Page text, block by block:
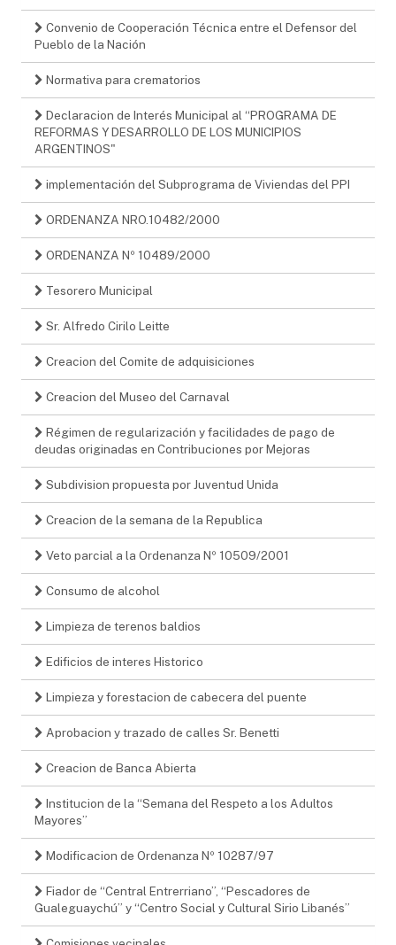
Convenio de Cooperación Técnica entre el Defensor del
Pueblo de la Nación
Normativa para crematorios
Declaracion de Interés Municipal al “PROGRAMA DE
REFORMAS Y DESARROLLO DE LOS MUNICIPIOS
ARGENTINOS"
implementación del Subprograma de Viviendas del PPI
ORDENANZA NRO.10482/2000
ORDENANZA Nº 10489/2000
Tesorero Municipal
Sr. Alfredo Cirilo Leitte
Creacion del Comite de adquisiciones
Creacion del Museo del Carnaval
Régimen de regularización y facilidades de pago de
deudas originadas en Contribuciones por Mejoras
Subdivision propuesta por Juventud Unida
Creacion de la semana de la Republica
Veto parcial a la Ordenanza Nº 10509/2001
Consumo de alcohol
Limpieza de terenos baldios
Edificios de interes Historico
Limpieza y forestacion de cabecera del puente
Aprobacion y trazado de calles Sr. Benetti
Creacion de Banca Abierta
Institucion de la “Semana del Respeto a los Adultos
Mayores”
Modificacion de Ordenanza Nº 10287/97
Fiador de “Central Entrerriano”, “Pescadores de
Gualeguaychú” y “Centro Social y Cultural Sirio Libanés”